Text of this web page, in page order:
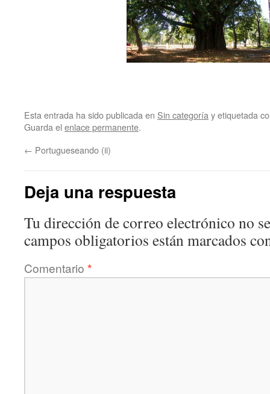
Esta entrada ha sido publicada en Sin categoría y etiquetada
Guarda el enlace permanente.
← Portugueseando (ii)
Deja una respuesta
Tu dirección de correo electrónico no
campos obligatorios están marcados
Comentario *